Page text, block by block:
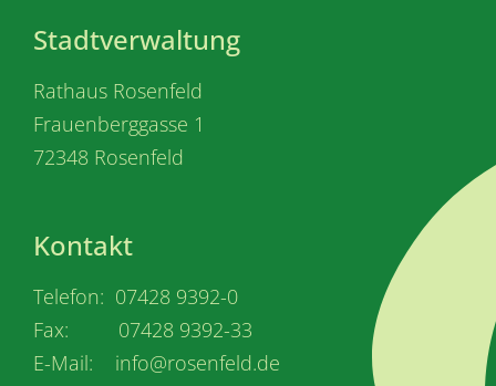
Stadtverwaltung
Rathaus Rosenfeld
Frauenberggasse 1
72348 Rosenfeld
Kontakt
Telefon: 07428 9392-0
Fax: 07428 9392-33
E-Mail: info@rosenfeld.de